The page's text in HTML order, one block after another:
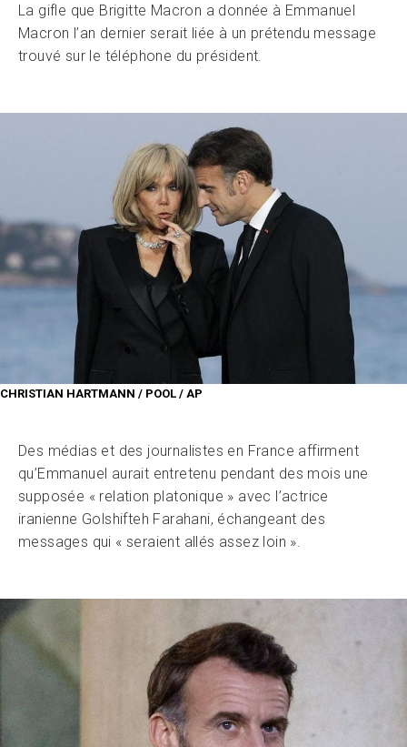
La gifle que Brigitte Macron a donnée à Emmanuel
Macron l’an dernier serait liée à un prétendu message
trouvé sur le téléphone du président.
CHRISTIAN HARTMANN / POOL / AP
Des médias et des journalistes en France affirment
qu’Emmanuel aurait entretenu pendant des mois une
supposée « relation platonique » avec l’actrice
iranienne Golshifteh Farahani, échangeant des
messages qui « seraient allés assez loin ».